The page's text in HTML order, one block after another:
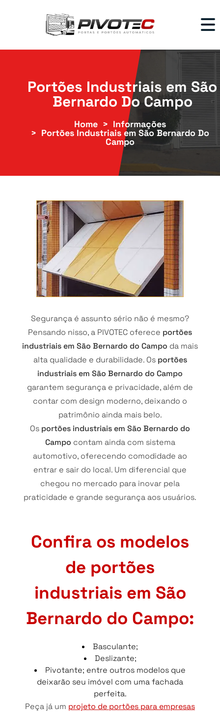
Portões Industriais em São
Bernardo Do Campo
Home Informações
Portões Industriais em São Bernardo Do
Campo
Segurança é assunto sério não é mesmo?
Pensando nisso, a PIVOTEC oferece portões
industriais em São Bernardo do Campo da mais
alta qualidade e durabilidade. Os portões
industriais em São Bernardo do Campo
garantem segurança e privacidade, além de
contar com design moderno, deixando o
patrimônio ainda mais belo.
Os portões industriais em São Bernardo do
Campo contam ainda com sistema
automotivo, oferecendo comodidade ao
entrar e sair do local. Um diferencial que
chegou no mercado para inovar pela
praticidade e grande segurança aos usuários.
Confira os modelos
de portões
industriais em São
Bernardo do Campo:
Basculante;
Deslizante;
Pivotante; entre outros modelos que
deixarão seu imóvel com uma fachada
perfeita.
Peça já um projeto de portões para empresas